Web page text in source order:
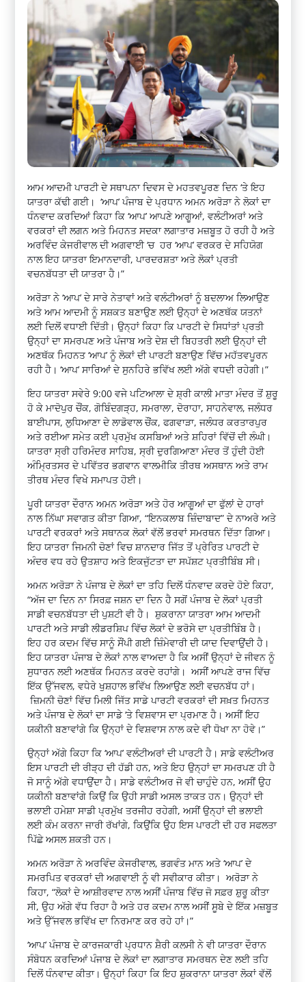
ਆਮ ਆਦਮੀ ਪਾਰਟੀ ਦੇ ਸਥਾਪਨਾ ਦਿਵਸ ਦੇ ਮਹਤਵਪੂਰਣ ਦਿਨ ‘ਤੇ ਇਹ
ਯਾਤਰਾ ਕੱਢੀ ਗਈ। ‘ਆਪ’ ਪੰਜਾਬ ਦੇ ਪ੍ਰਧਾਨ ਅਮਨ ਅਰੋੜਾ ਨੇ ਲੋਕਾਂ ਦਾ
ਧੰਨਵਾਦ ਕਰਦਿਆਂ ਕਿਹਾ ਕਿ ‘ਆਪ’ ਆਪਣੇ ਆਗੂਆਂ, ਵਲੰਟੀਅਰਾਂ ਅਤੇ
ਵਰਕਰਾਂ ਦੀ ਲਗਨ ਅਤੇ ਮਿਹਨਤ ਸਦਕਾ ਲਗਾਤਾਰ ਮਜ਼ਬੂਤ ​​ਹੋ ਰਹੀ ਹੈ ਅਤੇ
ਅਰਵਿੰਦ ਕੇਜਰੀਵਾਲ ਦੀ ਅਗਵਾਈ ‘ਚ ਹਰ ‘ਆਪ’ ਵਰਕਰ ਦੇ ਸਹਿਯੋਗ
ਨਾਲ ਇਹ ਯਾਤਰਾ ਇਮਾਨਦਾਰੀ, ਪਾਰਦਰਸ਼ਤਾ ਅਤੇ ਲੋਕਾਂ ਪ੍ਰਤੀ
ਵਚਨਬੱਧਤਾ ਦੀ ਯਾਤਰਾ ਹੈ।”
ਅਰੋੜਾ ਨੇ ‘ਆਪ’ ਦੇ ਸਾਰੇ ਨੇਤਾਵਾਂ ਅਤੇ ਵਲੰਟੀਅਰਾਂ ਨੂੰ ਬਦਲਾਅ ਲਿਆਉਣ
ਅਤੇ ਆਮ ਆਦਮੀ ਨੂੰ ਸਸ਼ਕਤ ਬਣਾਉਣ ਲਈ ਉਨ੍ਹਾਂ ਦੇ ਅਣਥੱਕ ਯਤਨਾਂ
ਲਈ ਦਿਲੋਂ ਵਧਾਈ ਦਿੱਤੀ। ਉਨ੍ਹਾਂ ਕਿਹਾ ਕਿ ਪਾਰਟੀ ਦੇ ਸਿਧਾਂਤਾਂ ਪ੍ਰਤੀ
ਉਨ੍ਹਾਂ ਦਾ ਸਮਰਪਣ ਅਤੇ ਪੰਜਾਬ ਅਤੇ ਦੇਸ਼ ਦੀ ਬਿਹਤਰੀ ਲਈ ਉਨ੍ਹਾਂ ਦੀ
ਅਣਥੱਕ ਮਿਹਨਤ ‘ਆਪ’ ਨੂੰ ਲੋਕਾਂ ਦੀ ਪਾਰਟੀ ਬਣਾਉਣ ਵਿੱਚ ਮਹੱਤਵਪੂਰਨ
ਰਹੀ ਹੈ। ‘ਆਪ’ ਸਾਰਿਆਂ ਦੇ ਸੁਨਹਿਰੇ ਭਵਿੱਖ ਲਈ ਅੱਗੇ ਵਧਦੀ ਰਹੇਗੀ।”
ਇਹ ਯਾਤਰਾ ਸਵੇਰੇ 9:00 ਵਜੇ ਪਟਿਆਲਾ ਦੇ ਸ਼੍ਰੀ ਕਾਲੀ ਮਾਤਾ ਮੰਦਰ ਤੋਂ ਸ਼ੁਰੂ
ਹੋ ਕੇ ਮਾਦੋਪੁਰ ਚੌਂਕ, ਗੋਬਿੰਦਗੜ੍ਹ, ਸਮਰਾਲਾ, ਦੋਰਾਹਾ, ਸਾਹਨੇਵਾਲ, ਜਲੰਧਰ
ਬਾਈਪਾਸ, ਲੁਧਿਆਣਾ ਦੇ ਲਾਡੋਵਾਲ ਚੌਂਕ, ਫਗਵਾੜਾ, ਜਲੰਧਰ ਕਰਤਾਰਪੁਰ
ਅਤੇ ਰਈਆ ਸਮੇਤ ਕਈ ਪ੍ਰਮੁੱਖ ਕਸਬਿਆਂ ਅਤੇ ਸ਼ਹਿਰਾਂ ਵਿੱਚੋਂ ਦੀ ਲੰਘੀ।
ਯਾਤਰਾ ਸ੍ਰੀ ਹਰਿਮੰਦਰ ਸਾਹਿਬ, ਸ੍ਰੀ ਦੁਰਗਿਆਣਾ ਮੰਦਰ ਤੋਂ ਹੁੰਦੀ ਹੋਈ
ਅੰਮ੍ਰਿਤਸਰ ਦੇ ਪਵਿੱਤਰ ਭਗਵਾਨ ਵਾਲਮੀਕਿ ਤੀਰਥ ਅਸਥਾਨ ਅਤੇ ਰਾਮ
ਤੀਰਥ ਮੰਦਰ ਵਿਖੇ ਸਮਾਪਤ ਹੋਈ।
ਪੂਰੀ ਯਾਤਰਾ ਦੌਰਾਨ ਅਮਨ ਅਰੋੜਾ ਅਤੇ ਹੋਰ ਆਗੂਆਂ ਦਾ ਫੁੱਲਾਂ ਦੇ ਹਾਰਾਂ
ਨਾਲ ਨਿੱਘਾ ਸਵਾਗਤ ਕੀਤਾ ਗਿਆ, “ਇਨਕਲਾਬ ਜ਼ਿੰਦਾਬਾਦ” ਦੇ ਨਾਅਰੇ ਅਤੇ
ਪਾਰਟੀ ਵਰਕਰਾਂ ਅਤੇ ਸਥਾਨਕ ਲੋਕਾਂ ਵੱਲੋਂ ਭਰਵਾਂ ਸਮਰਥਨ ਦਿੱਤਾ ਗਿਆ।
ਇਹ ਯਾਤਰਾ ਜਿਮਨੀ ਚੋਣਾਂ ਵਿਚ ਸ਼ਾਨਦਾਰ ਜਿੱਤ ਤੋਂ ਪ੍ਰੇਰਿਤ ਪਾਰਟੀ ਦੇ
ਅੰਦਰ ਵਧ ਰਹੇ ਉਤਸ਼ਾਹ ਅਤੇ ਇਕਜੁੱਟਤਾ ਦਾ ਸਪੱਸ਼ਟ ਪ੍ਰਤੀਬਿੰਬ ਸੀ।
ਅਮਨ ਅਰੋੜਾ ਨੇ ਪੰਜਾਬ ਦੇ ਲੋਕਾਂ ਦਾ ਤਹਿ ਦਿਲੋਂ ਧੰਨਵਾਦ ਕਰਦੇ ਹੋਏ ਕਿਹਾ,
“ਅੱਜ ਦਾ ਦਿਨ ਨਾ ਸਿਰਫ਼ ਜਸ਼ਨ ਦਾ ਦਿਨ ਹੈ ਸਗੋਂ ਪੰਜਾਬ ਦੇ ਲੋਕਾਂ ਪ੍ਰਤੀ
ਸਾਡੀ ਵਚਨਬੱਧਤਾ ਦੀ ਪੁਸ਼ਟੀ ਵੀ ਹੈ। ਸ਼ੁਕਰਾਨਾ ਯਾਤਰਾ ਆਮ ਆਦਮੀ
ਪਾਰਟੀ ਅਤੇ ਸਾਡੀ ਲੀਡਰਸ਼ਿਪ ਵਿੱਚ ਲੋਕਾਂ ਦੇ ਭਰੋਸੇ ਦਾ ਪ੍ਰਤੀਬਿੰਬ ਹੈ।
ਇਹ ਹਰ ਕਦਮ ਵਿੱਚ ਸਾਨੂੰ ਸੌਂਪੀ ਗਈ ਜ਼ਿੰਮੇਵਾਰੀ ਦੀ ਯਾਦ ਦਿਵਾਉਂਦੀ ਹੈ।
ਇਹ ਯਾਤਰਾ ਪੰਜਾਬ ਦੇ ਲੋਕਾਂ ਨਾਲ ਵਾਅਦਾ ਹੈ ਕਿ ਅਸੀਂ ਉਨ੍ਹਾਂ ਦੇ ਜੀਵਨ ਨੂੰ
ਸੁਧਾਰਨ ਲਈ ਅਣਥੱਕ ਮਿਹਨਤ ਕਰਦੇ ਰਹਾਂਗੇ। ਅਸੀਂ ਆਪਣੇ ਰਾਜ ਵਿੱਚ
ਇੱਕ ਉੱਜਵਲ, ਵਧੇਰੇ ਖੁਸ਼ਹਾਲ ਭਵਿੱਖ ਲਿਆਉਣ ਲਈ ਵਚਨਬੱਧ ਹਾਂ।
ਜ਼ਿਮਨੀ ਚੋਣਾਂ ਵਿੱਚ ਮਿਲੀ ਜਿੱਤ ਸਾਡੇ ਪਾਰਟੀ ਵਰਕਰਾਂ ਦੀ ਸਖ਼ਤ ਮਿਹਨਤ
ਅਤੇ ਪੰਜਾਬ ਦੇ ਲੋਕਾਂ ਦਾ ਸਾਡੇ ‘ਤੇ ਵਿਸ਼ਵਾਸ ਦਾ ਪ੍ਰਮਾਣ ਹੈ। ਅਸੀਂ ਇਹ
ਯਕੀਨੀ ਬਣਾਵਾਂਗੇ ਕਿ ਉਨ੍ਹਾਂ ਦੇ ਵਿਸ਼ਵਾਸ ਨਾਲ ਕਦੇ ਵੀ ਧੋਖਾ ਨਾ ਹੋਵੇ।”
ਉਨ੍ਹਾਂ ਅੱਗੇ ਕਿਹਾ ਕਿ ‘ਆਪ’ ਵਲੰਟੀਅਰਾਂ ਦੀ ਪਾਰਟੀ ਹੈ। ਸਾਡੇ ਵਲੰਟੀਅਰ
ਇਸ ਪਾਰਟੀ ਦੀ ਰੀੜ੍ਹ ਦੀ ਹੱਡੀ ਹਨ, ਅਤੇ ਇਹ ਉਨ੍ਹਾਂ ਦਾ ਸਮਰਪਣ ਹੀ ਹੈ
ਜੋ ਸਾਨੂੰ ਅੱਗੇ ਵਧਾਉਂਦਾ ਹੈ। ਸਾਡੇ ਵਲੰਟੀਅਰ ਜੋ ਵੀ ਚਾਹੁੰਦੇ ਹਨ, ਅਸੀਂ ਉਹ
ਯਕੀਨੀ ਬਣਾਵਾਂਗੇ ਕਿਉਂ ਕਿ ਉਹੀ ਸਾਡੀ ਅਸਲ ਤਾਕਤ ਹਨ। ਉਨ੍ਹਾਂ ਦੀ
ਭਲਾਈ ਹਮੇਸ਼ਾ ਸਾਡੀ ਪ੍ਰਮੁੱਖ ਤਰਜੀਹ ਰਹੇਗੀ, ਅਸੀਂ ਉਨ੍ਹਾਂ ਦੀ ਭਲਾਈ
ਲਈ ਕੰਮ ਕਰਨਾ ਜਾਰੀ ਰੱਖਾਂਗੇ, ਕਿਉਂਕਿ ਉਹ ਇਸ ਪਾਰਟੀ ਦੀ ਹਰ ਸਫਲਤਾ
ਪਿੱਛੇ ਅਸਲ ਸ਼ਕਤੀ ਹਨ।
ਅਮਨ ਅਰੋੜਾ ਨੇ ਅਰਵਿੰਦ ਕੇਜਰੀਵਾਲ, ਭਗਵੰਤ ਮਾਨ ਅਤੇ ‘ਆਪ’ ਦੇ
ਸਮਰਪਿਤ ਵਰਕਰਾਂ ਦੀ ਅਗਵਾਈ ਨੂੰ ਵੀ ਸਵੀਕਾਰ ਕੀਤਾ। ਅਰੋੜਾ ਨੇ
ਕਿਹਾ, “ਲੋਕਾਂ ਦੇ ਆਸ਼ੀਰਵਾਦ ਨਾਲ ਅਸੀਂ ਪੰਜਾਬ ਵਿੱਚ ਜੋ ਸਫ਼ਰ ਸ਼ੁਰੂ ਕੀਤਾ
ਸੀ, ਉਹ ਅੱਗੇ ਵੱਧ ਰਿਹਾ ਹੈ ਅਤੇ ਹਰ ਕਦਮ ਨਾਲ ਅਸੀਂ ਸੂਬੇ ਦੇ ਇੱਕ ਮਜ਼ਬੂਤ
​​ਅਤੇ ਉੱਜਵਲ ਭਵਿੱਖ ਦਾ ਨਿਰਮਾਣ ਕਰ ਰਹੇ ਹਾਂ।”
‘ਆਪ’ ਪੰਜਾਬ ਦੇ ਕਾਰਜਕਾਰੀ ਪ੍ਰਧਾਨ ਸ਼ੈਰੀ ਕਲਸੀ ਨੇ ਵੀ ਯਾਤਰਾ ਦੌਰਾਨ
ਸੰਬੋਧਨ ਕਰਦਿਆਂ ਪੰਜਾਬ ਦੇ ਲੋਕਾਂ ਦਾ ਲਗਾਤਾਰ ਸਮਰਥਨ ਦੇਣ ਲਈ ਤਹਿ
ਦਿਲੋਂ ਧੰਨਵਾਦ ਕੀਤਾ। ਉਨ੍ਹਾਂ ਕਿਹਾ ਕਿ ਇਹ ਸ਼ੁਕਰਾਨਾ ਯਾਤਰਾ ਲੋਕਾਂ ਵੱਲੋਂ